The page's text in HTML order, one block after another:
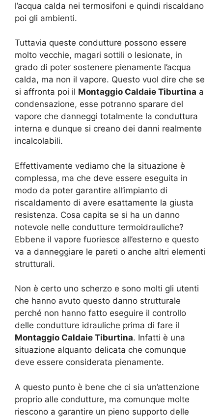
l’acqua calda nei termosifoni e quindi riscaldano
poi gli ambienti.
Tuttavia queste condutture possono essere
molto vecchie, magari sottili o lesionate, in
grado di poter sostenere pienamente l’acqua
calda, ma non il vapore. Questo vuol dire che se
si affronta poi il Montaggio Caldaie Tiburtina a
condensazione, esse potranno sparare del
vapore che danneggi totalmente la conduttura
interna e dunque si creano dei danni realmente
incalcolabili.
Effettivamente vediamo che la situazione è
complessa, ma che deve essere eseguita in
modo da poter garantire all’impianto di
riscaldamento di avere esattamente la giusta
resistenza. Cosa capita se si ha un danno
notevole nelle condutture termoidrauliche?
Ebbene il vapore fuoriesce all’esterno e questo
va a danneggiare le pareti o anche altri elementi
strutturali.
Non è certo uno scherzo e sono molti gli utenti
che hanno avuto questo danno strutturale
perché non hanno fatto eseguire il controllo
delle condutture idrauliche prima di fare il
Montaggio Caldaie Tiburtina. Infatti è una
situazione alquanto delicata che comunque
deve essere considerata pienamente.
A questo punto è bene che ci sia un’attenzione
proprio alle condutture, ma comunque molte
riescono a garantire un pieno supporto delle